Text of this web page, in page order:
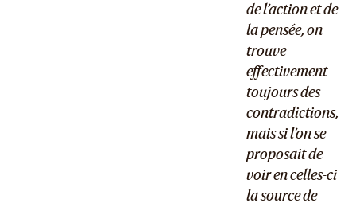
de l’action et de
la pensée, on
trouve
effectivement
toujours des
contradictions,
mais si l’on se
proposait de
voir en celles-ci
la source de